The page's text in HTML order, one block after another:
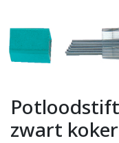
zwart